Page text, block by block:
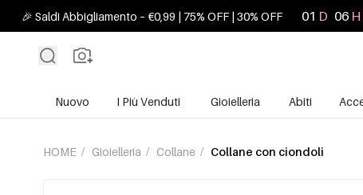
🎉 Saldi Abbigliamento – €0,99 | 75% OFF | 30% OFF 01 D 06 H
Nuovo I Più Venduti Gioielleria Abiti
HOME / Gioielleria / Collane / Collane con ciondoli